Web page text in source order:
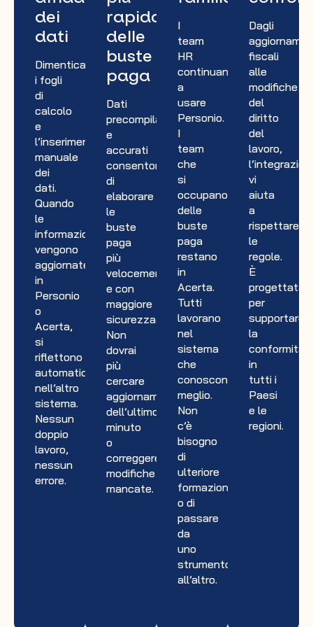
dei
dati
Dimentica
i fogli
di
calcolo
e
l’inserimento
manuale
dei
dati.
Quando
le
informazioni
vengono
aggiornate
in
Personio
o
Acerta,
si
riflettono
automaticamente
nell’altro
sistema.
Nessun
doppio
lavoro,
nessun
errore.
rapida
delle
buste
paga
Dati
precompilati
e
accurati
consentono
di
elaborare
le
buste
paga
più
velocemente
e con
maggiore
sicurezza.
Non
dovrai
più
cercare
aggiornamenti
dell’ultimo
minuto
o
correggere
modifiche
mancate.
I
team
HR
continuano
a
usare
Personio.
I
team
che
si
occupano
delle
buste
paga
restano
in
Acerta.
Tutti
lavorano
nel
sistema
che
conoscono
meglio.
Non
c’è
bisogno
di
ulteriore
formazione
o di
passare
da
uno
strumento
all’altro.
Dagli
fiscali
alle
modifiche
del
diritto
del
lavoro,
vi
aiuta
a
rispettare
le
regole.
È
progettata
per
supportare
la
conformità
in
tutti i
Paesi
e le
regioni.